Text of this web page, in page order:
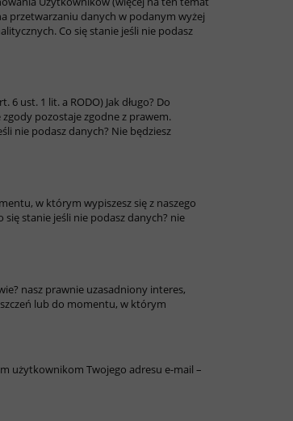
przetwarzaniu danych w podanym wyżej
Co się stanie jeśli nie podasz
6 ust. 1 lit. a RODO) Jak długo? Do
pozostaje zgodne z prawem.
nie podasz danych? Nie będziesz
w którym wypiszesz się z naszego
się stanie jeśli nie podasz danych? nie
nasz prawnie uzasadniony interes,
lub do momentu, w którym
użytkownikom Twojego adresu e-mail –